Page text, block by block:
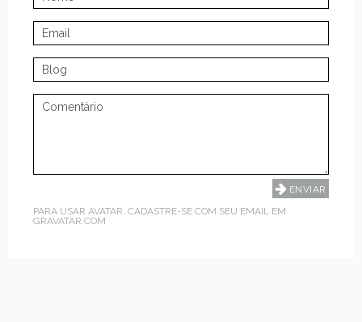
PARA USAR AVATAR, CADASTRE-SE COM SEU EMAIL EM
GRAVATAR.COM